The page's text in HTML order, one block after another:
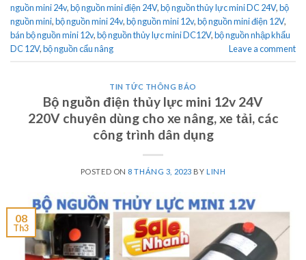
nguồn mini 24v,bộ nguồn mini điện 24V,bộ nguồn thủy lực mini DC 24V,bộ
nguồn mini,bộ nguồn mini 24v,bộ nguồn mini 12v,bộ nguồn mini điện 12V,
bán bộ nguồn mini 12v,bộ nguồn thủy lực mini DC12V,bộ nguồn nhập khẩu
DC 12V,bộ nguồn cẩu nâng Leave a comment
TIN TỨC THÔNG BÁO
Bộ nguồn điện thủy lực mini 12v 24V
220V chuyên dùng cho xe nâng, xe tải, các
công trình dân dụng
POSTED ON 8 THÁNG 3, 2023 BY LINH
08
Th3